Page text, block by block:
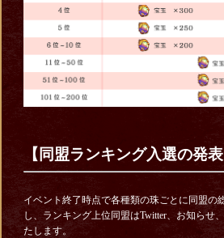
【同盟ランキング入選の発表
イベント終了時点で各種類の珠ごとに同盟の
し、ランキング上位同盟はTwitter、お知らせ
たします。